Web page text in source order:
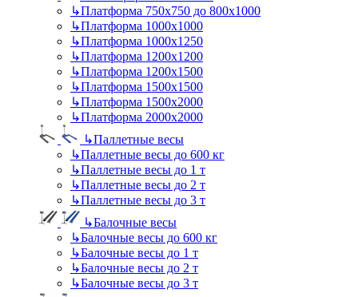
↳Платформа 750х750 до 800х1000
↳Платформа 1000х1000
↳Платформа 1000х1250
↳Платформа 1200х1200
↳Платформа 1200х1500
↳Платформа 1500х1500
↳Платформа 1500х2000
↳Платформа 2000х2000
↳Паллетные весы
↳Паллетные весы до 600 кг
↳Паллетные весы до 1 т
↳Паллетные весы до 2 т
↳Паллетные весы до 3 т
↳Балочные весы
↳Балочные весы до 600 кг
↳Балочные весы до 1 т
↳Балочные весы до 2 т
↳Балочные весы до 3 т